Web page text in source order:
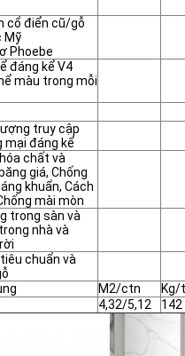
cổ điển cũ/gỗ
Mỹ
Phoebe
đáng kể V4
màu trong mỗi
truy cập
mại đáng kể
chất và
giá, Chống
khuẩn, Cách
mài mòn
trong sàn và
nhà và
chuẩn và
M2/ctn Kg/
4,32/5,12 142